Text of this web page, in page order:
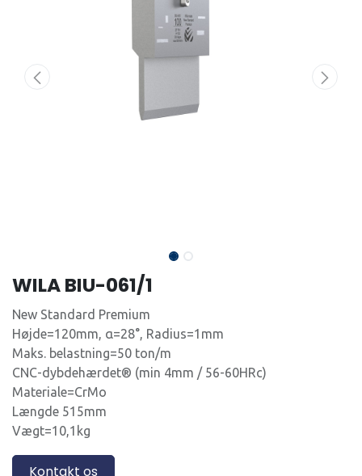
WILA BIU-061/1
New Standard Premium
Højde=120mm, α=28°, Radius=1mm
Maks. belastning=50 ton/m
CNC-dybdehærdet® (min 4mm / 56-60HRc)
Materiale=CrMo
Længde 515mm
Vægt=10,1kg
Kontakt os